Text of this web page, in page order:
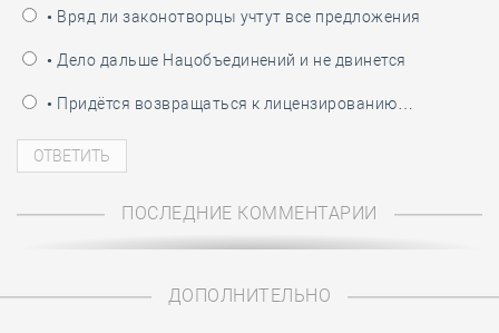
• Вряд ли законотворцы учтут все предложения
• Дело дальше Нацобъединений и не двинется
• Придётся возвращаться к лицензированию…
ПОСЛЕДНИЕ КОММЕНТАРИИ
ДОПОЛНИТЕЛЬНО